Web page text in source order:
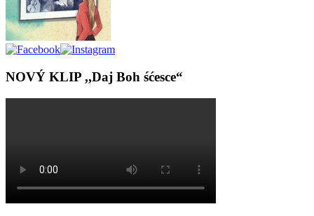
NOVÝ KLIP ,,Daj Boh śćesce“